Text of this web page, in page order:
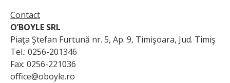
Contact
O’BOYLE SRL
Piaţa Ştefan Furtună nr. 5, Ap. 9, Timişoara, Jud. Timiş
Tel.: 0256-201346
Fax: 0256-221036
office@oboyle.ro